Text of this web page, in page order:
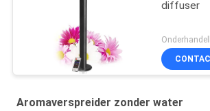
diffuser
Aromaverspreider zonder water